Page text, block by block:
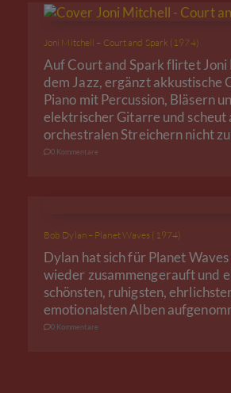
Joni Mitchell – Court and Spark (1974)
Auf Court and Spark flirtet
dem Jazz, ergänzt akkustische
Piano mit Percussion, Bläsern
elektrischer Gitarre und scheut
orchestralen Streichern nicht
0 Kommentare
Bob Dylan – Planet Waves (1974)
Dylan hat sich für Planet
wieder zusammengerauft und
schönsten, ruhigsten,
emotionalsten Alben
0 Kommentare